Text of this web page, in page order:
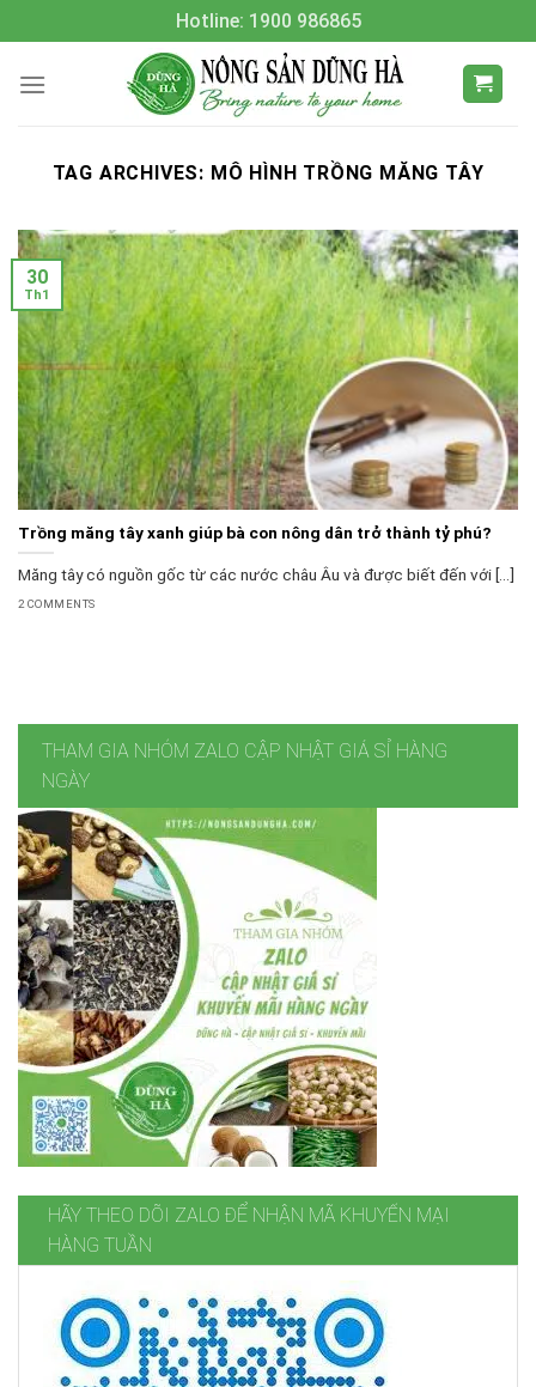
to
content
Hotline: 1900 986865
TAG ARCHIVES: MÔ HÌNH TRỒNG MĂNG TÂY
Trồng măng tây xanh giúp bà con nông dân trở thành tỷ phú?
Măng tây có nguồn gốc từ các nước châu Âu và được biết đến với [...]
2 COMMENTS
30
Th1
THAM GIA NHÓM ZALO CẬP NHẬT GIÁ SỈ HÀNG
NGÀY
HÃY THEO DÕI ZALO ĐỂ NHẬN MÃ KHUYẾN MẠI
HÀNG TUẦN